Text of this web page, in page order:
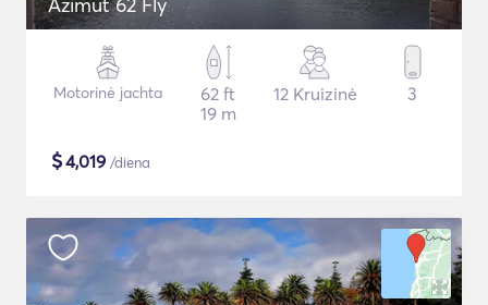
Motorinė jachta
62 ft
19 m
12 Kruizinė 3
$4,019 /diena